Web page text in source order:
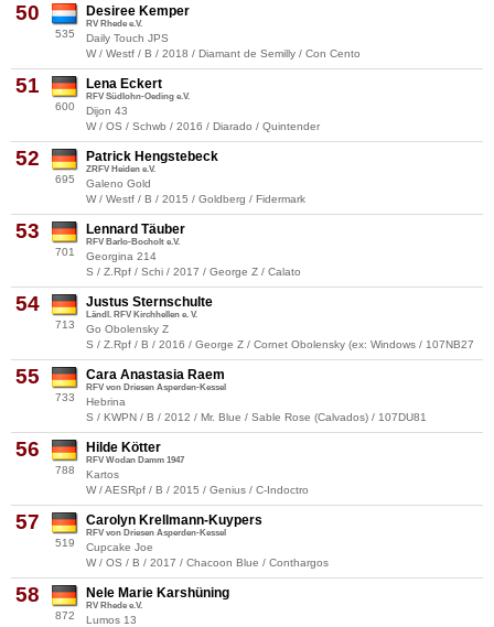
50
535
Desiree Kemper
RV Rhede e.V.
Daily Touch JPS
W / Westf / B / 2018 / Diamant de Semilly / Con Cento
51
600
Lena Eckert
RFV Südlohn-Oeding e.V.
Dijon 43
W / OS / Schwb / 2016 / Diarado / Quintender
52
695
Patrick Hengstebeck
ZRFV Heiden e.V.
Galeno Gold
W / Westf / B / 2015 / Goldberg / Fidermark
53
701
Lennard Täuber
RFV Barlo-Bocholt e.V.
Georgina 214
S / Z.Rpf / Schi / 2017 / George Z / Calato
54
713
Justus Sternschulte
Ländl. RFV Kirchhellen e. V.
Go Obolensky Z
S / Z.Rpf / B / 2016 / George Z / Cornet Obolensky (ex: Windows / 107NB27
55
733
Cara Anastasia Raem
RFV von Driesen Asperden-Kessel
Hebrina
S / KWPN / B / 2012 / Mr. Blue / Sable Rose (Calvados) / 107DU81
56
788
Hilde Kötter
RFV Wodan Damm 1947
Kartos
W / AESRpf / B / 2015 / Genius / C-Indoctro
57
519
Carolyn Krellmann-Kuypers
RFV von Driesen Asperden-Kessel
Cupcake Joe
W / OS / B / 2017 / Chacoon Blue / Conthargos
58
872
Nele Marie Karshüning
RV Rhede e.V.
Lumos 13